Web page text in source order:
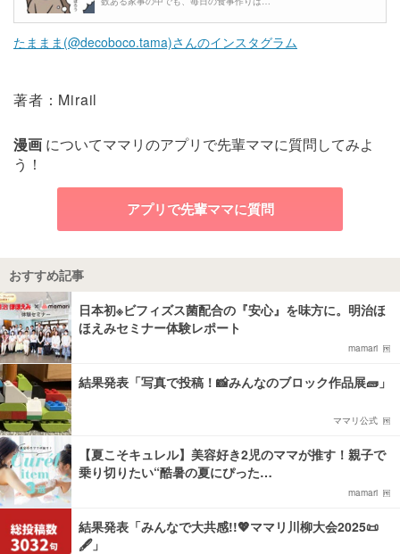
たままま(@decoboco.tama)さんのインスタグラム
著者：Mirail
漫画 についてママリのアプリで先輩ママに質問してみよ
う！
アプリで先輩ママに質問
おすすめ記事
日本初※ビフィズス菌配合の『安心』を味方に。明治ほ
ほえみセミナー体験レポート
mamari
結果発表「写真で投稿！📸みんなのブロック作品展🧱」
ママリ公式
【夏こそキュレル】美容好き2児のママが推す！親子で
乗り切りたい“酷暑の夏にぴった…
mamari
結果発表「みんなで大共感!!💖ママリ川柳大会2025📜
🖋️」